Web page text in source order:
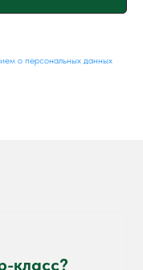
о персональных данных
класс?